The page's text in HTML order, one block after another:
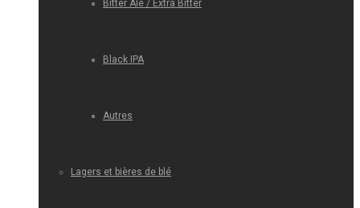
Bitter Ale / Extra Bitter
Black IPA
Autres
Lagers et bières de blé